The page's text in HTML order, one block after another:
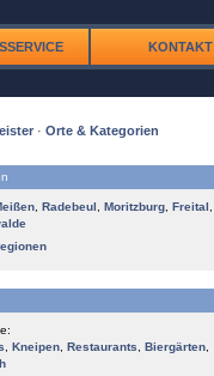
KONTAKT
· Orte & Kategorien
Radebeul Moritzburg Freital
Kneipen Restaurants Biergärten